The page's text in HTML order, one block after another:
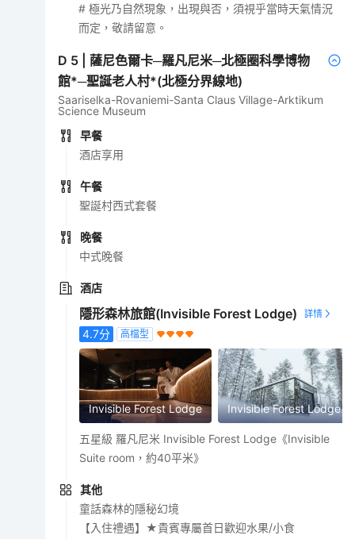
# 極光乃自然現象，出現與否，須視乎當時天氣情況
而定，敬請留意。
D 5
薩尼色爾卡─羅凡尼米─北極圈科學博物
館*─聖誕老人村*(北極分界線地)
Saariselka-Rovaniemi-Santa Claus Village-Arktikum
Science Museum
早餐
酒店享用
午餐
聖誕村西式套餐
晚餐
中式晚餐
酒店
隱形森林旅館(Invisible Forest Lodge)
4.7分 高檔型
Invisible Forest Lodge Invisible Forest Lodge
五星級 羅凡尼米 Invisible Forest Lodge《Invisible
Suite room，約40平米》
其他
童話森林的隱秘幻境
【入住禮遇】★貴賓專屬首日歡迎水果/小食